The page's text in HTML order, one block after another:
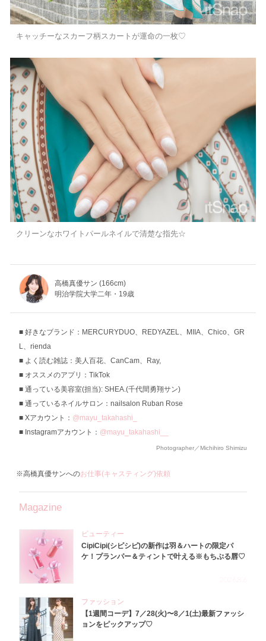
キャッチーなスカーフ柄スカートが運命の一枚♡
クリーンなホワイトパールネイルで清楚な指先☆
高橋真優サン (166cm)
明治学院大学二年・19歳
好きなブランド：MERCURYDUO、REDYAZEL、MIIA、Chico、GR
L、rienda
よく読む雑誌：美人百花、CanCam、Ray,
オススメのアプリ：TikTok
通っている美容室(担当): SHEA.(千代間勇翔サン)
通っているネイルサロン：nailsalon Ruban Rose
Xアカウント： @mayu_takahashi_
Instagramアカウント： @mayu_takahashi__
Photographer／Michihiro Shimizu
※高橋真優サンへのお仕事(キャスティング)依頼
Magazine
ビューティー
CipiCipi(シピシピ)の新作は羽＆ハートの限定パ
ケ！プランパー＆ティントで叶える※もちぷる唇♡
ファッション
【1週間コーデ】7／28(火)〜8／1(土)最新ファッシ
ョンをピックアップ♡